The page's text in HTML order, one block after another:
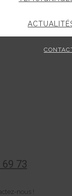
69 73
nous !